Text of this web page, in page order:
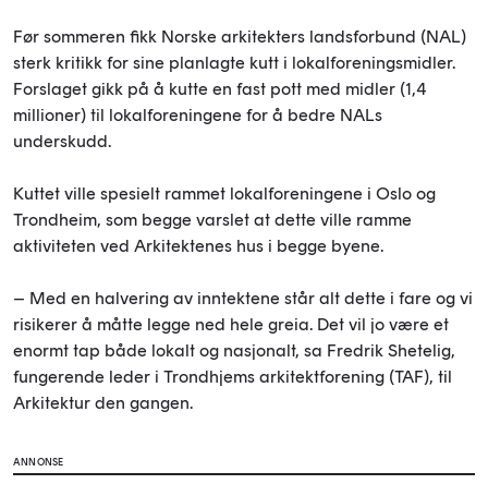
Før sommeren fikk Norske arkitekters landsforbund (NAL)
sterk kritikk for sine planlagte kutt i lokalforeningsmidler.
Forslaget gikk på å kutte en fast pott med midler (1,4
millioner) til lokalforeningene for å bedre NALs
underskudd.
Kuttet ville spesielt rammet lokalforeningene i Oslo og
Trondheim, som begge varslet at dette ville ramme
aktiviteten ved Arkitektenes hus i begge byene.
– Med en halvering av inntektene står alt dette i fare og vi
risikerer å måtte legge ned hele greia. Det vil jo være et
enormt tap både lokalt og nasjonalt, sa Fredrik Shetelig,
fungerende leder i Trondhjems arkitektforening (TAF), til
Arkitektur den gangen.
ANNONSE